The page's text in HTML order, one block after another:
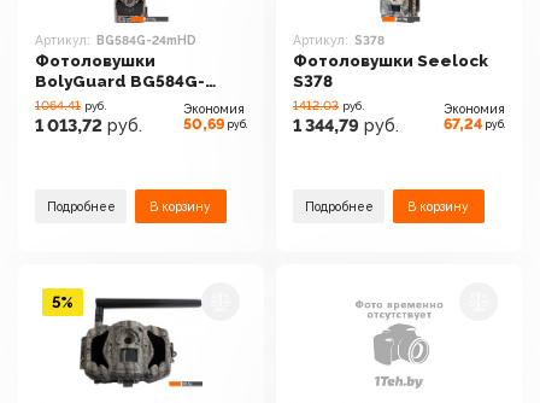
Артикул: BG584G-24mHD
Фотоловушки
BolyGuard BG584G-
24mHD
1064.41 руб.
1 013,72 руб.
Экономия
50,69 руб.
Подробнее В корзину
Артикул: S378
Фотоловушки Seelock
S378
1412.03 руб.
1 344,79 руб.
Экономия
67,24 руб.
Подробнее В корзину
5%